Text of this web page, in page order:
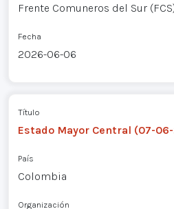
Frente Comuneros del Sur
Fecha
2026-06-06
Título
Estado Mayor Central (07-
País
Colombia
Organización